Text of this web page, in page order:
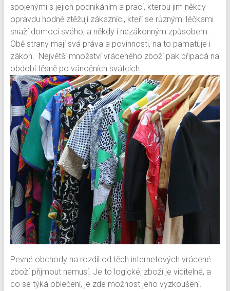
spojenými s jejich podnikáním a prací, kterou jim někdy
opravdu hodně ztěžují zákazníci, kteří se různými léčkami
snaží domoci svého, a někdy i nezákonným způsobem.
Obě strany mají svá práva a povinnosti, na to pamatuje i
zákon. Největší množství vráceného zboží pak připadá na
období těsně po vánočních svátcích.
Pevné obchody na rozdíl od těch internetových vrácené
zboží přijmout nemusí. Je to logické, zboží je viditelné, a
co se týká oblečení, je zde možnost jeho vyzkoušení.